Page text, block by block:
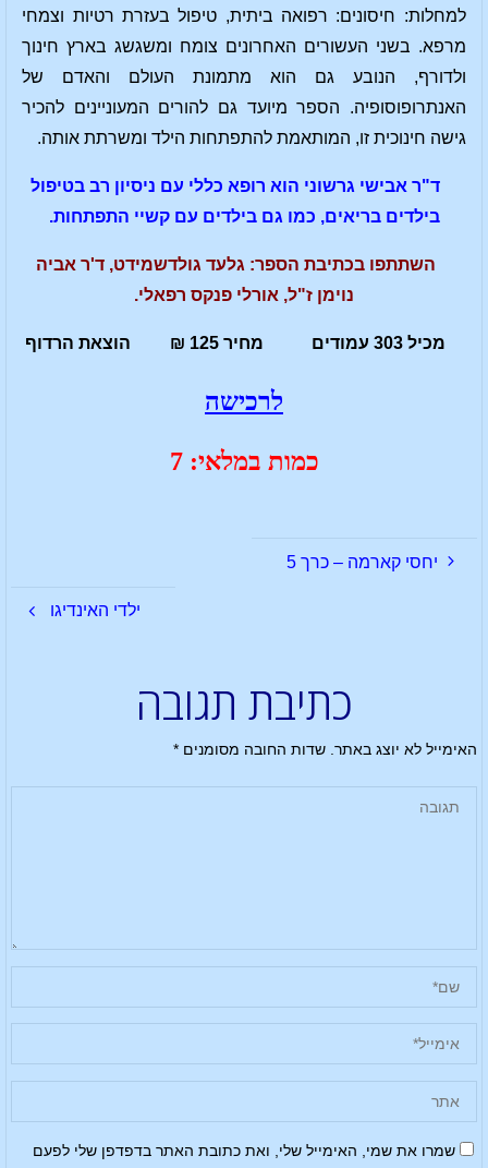
למחלות: חיסונים: רפואה ביתית, טיפול בעזרת רטיות וצמחי
מרפא. בשני העשורים האחרונים צומח ומשגשג בארץ חינוך
ולדורף, הנובע גם הוא מתמונת העולם והאדם של
האנתרופוסופיה. הספר מיועד גם להורים המעוניינים להכיר
גישה חינוכית זו, המותאמת להתפתחות הילד ומשרתת אותה.
ד"ר אבישי גרשוני הוא רופא כללי עם ניסיון רב בטיפול
בילדים בריאים, כמו גם בילדים עם קשיי התפתחות.
השתתפו בכתיבת הספר: גלעד גולדשמידט, ד'ר אביה
נוימן ז"ל, אורלי פנקס רפאלי.
מכיל 303 עמודים מחיר 125 ₪ הוצאת הרדוף
לרכישה
כמות במלאי: 7
יחסי קארמה – כרך 5
ילדי האינדיגו
כתיבת תגובה
האימייל לא יוצג באתר. שדות החובה מסומנים*
שמרו את שמי, האימייל שלי, ואת כתובת האתר בדפדפן שלי לפעם